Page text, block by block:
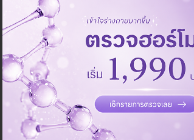
โรงพยาบาลพญาไท 1
อยู่ ราชเทวี, ใกล้ BTS พญาไท, โรงแรมอครา
เดินทางสะดวก ไม่ Upsell
คนดังเป็นลูกค้า
รีวิวดีลูกค้ารัก
มีแพทย์ประจำคลินิก
ตรวจภูมิแพ้ผิวหนัง 10 ชนิด สำหรับเด็กอายุ
3-15 ปี